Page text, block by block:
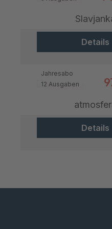
Details
Jahresabo
12 Ausgaben
Details